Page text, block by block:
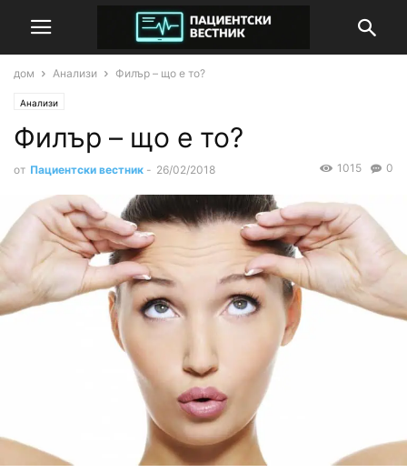
дом Анализи Филър – що е то?
Анализи
Филър – що е то?
от Пациентски вестник - 26/02/2018 0
1015